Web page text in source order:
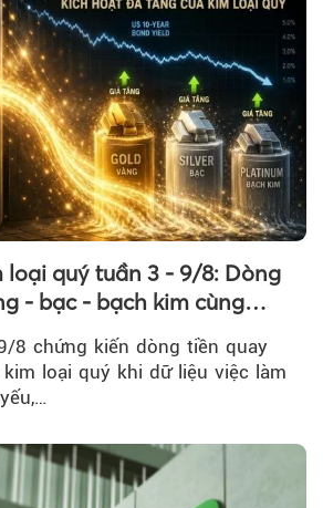
loại quý tuần 3 - 9/8: Dòng
- bạc - bạch kim cùng
8 chứng kiến dòng tiền quay
loại quý khi dữ liệu việc làm